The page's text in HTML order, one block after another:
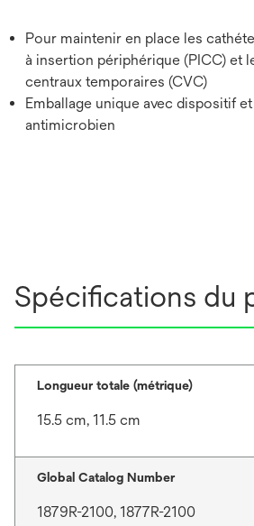
Pour maintenir en place les
à insertion périphérique (PICC) et
centraux temporaires (CVC)
Emballage unique avec dispositif
antimicrobien
Spécifications du
Longueur totale (métrique)
15.5 cm, 11.5 cm
Global Catalog Number
1879R-2100, 1877R-2100